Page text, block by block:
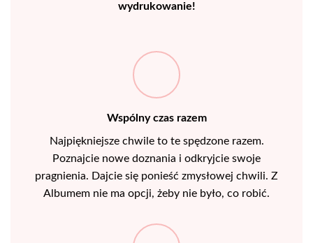
wydrukowanie!
Wspólny czas razem
Najpiękniejsze chwile to te spędzone razem.
Poznajcie nowe doznania i odkryjcie swoje
pragnienia. Dajcie się ponieść zmysłowej chwili. Z
Albumem nie ma opcji, żeby nie było, co robić.